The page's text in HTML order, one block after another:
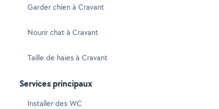
Garder chien à Cravant
Nourir chat à Cravant
Taille de haies à Cravant
Services principaux
Installer des WC